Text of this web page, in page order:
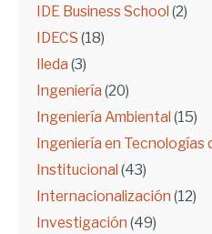
IDE Business School (2)
IDECS (18)
Ileda (3)
Ingeniería (20)
Ingeniería Ambiental (15)
Ingeniería en Tecnologías
Institucional (43)
Internacionalización (12)
Investigación (49)